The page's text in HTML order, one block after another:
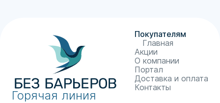
Горячая линия
Покупателям
Главная
Акции
О компании
Портал
Доставка и оплата
Контакты